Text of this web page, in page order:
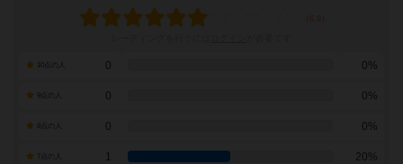
0 0%
9点の人 0 0%
0 0%
7点の人 1 20%